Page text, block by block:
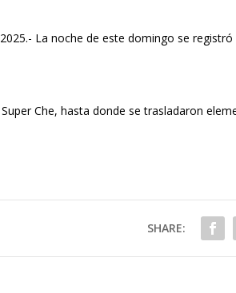
La noche de este domingo se
Che, hasta donde se trasladaron
SHARE: